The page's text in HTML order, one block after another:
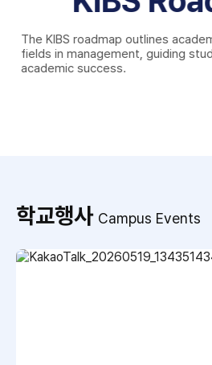
The KIBS roadmap outlines
fields in management, guiding
academic success.
학교행사 Campus Events